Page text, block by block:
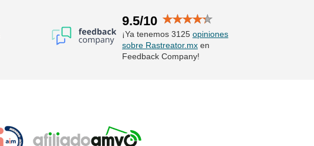
9.5/10
¡Ya tenemos 3125 opiniones
sobre Rastreator.mxen
Feedback Company!